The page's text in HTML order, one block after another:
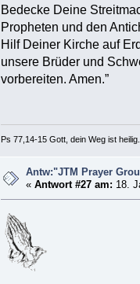
Bedecke Deine
Propheten und den
Hilf Deiner Kirche auf
unsere Brüder und
vorbereiten. Amen.”
Ps 77,14-15 Gott, dein Weg ist
Antw:"JTM Prayer
«Antwort #27 am: 18.